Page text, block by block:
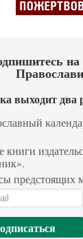
выходит два
книги
предстоящих